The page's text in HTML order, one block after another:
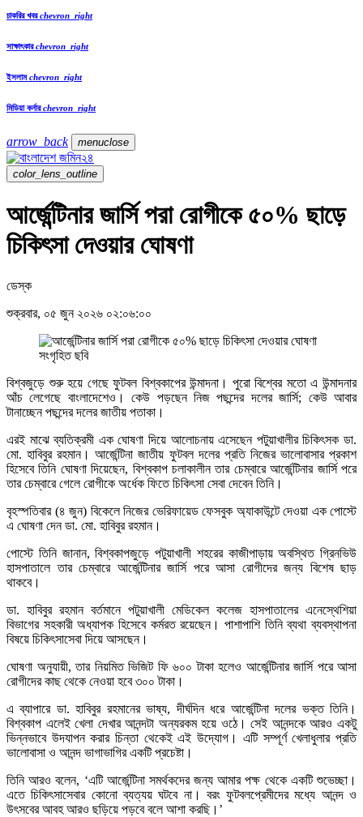
চাকরির খবরchevron_right
সাক্ষাৎকারchevron_right
ইসলামchevron_right
মিডিয়া কর্নারchevron_right
arrow_back menuclose
color_lens_outline
আর্জেন্টিনার জার্সি পরা রোগীকে ৫০% ছাড়ে
চিকিৎসা দেওয়ার ঘোষণা
ডেস্ক
শুক্রবার, ০৫ জুন ২০২৬ ০২:০৬:০০
সংগৃহিত ছবি
বিশ্বজুড়ে শুরু হয়ে গেছে ফুটবল বিশ্বকাপের উন্মাদনা। পুরো বিশ্বের মতো এ উন্মাদনার
আঁচ লেগেছে বাংলাদেশেও। কেউ পড়ছেন নিজ পছন্দের দলের জার্সি; কেউ আবার
টানাচ্ছেন পছন্দের দলের জাতীয় পতাকা।
এরই মাঝে ব্যতিক্রমী এক ঘোষণা দিয়ে আলোচনায় এসেছেন পটুয়াখালীর চিকিৎসক ডা.
মো. হাবিবুর রহমান। আর্জেন্টিনা জাতীয় ফুটবল দলের প্রতি নিজের ভালোবাসার প্রকাশ
হিসেবে তিনি ঘোষণা দিয়েছেন, বিশ্বকাপ চলাকালীন তার চেম্বারে আর্জেন্টিনার জার্সি পরে
তার চেম্বারে গেলে রোগীকে অর্ধেক ফিতে চিকিৎসা সেবা দেবেন তিনি।
বৃহস্পতিবার (৪ জুন) বিকেলে নিজের ভেরিফায়েড ফেসবুক অ্যাকাউন্টে দেওয়া এক পোস্টে
এ ঘোষণা দেন ডা. মো. হাবিবুর রহমান।
পোস্টে তিনি জানান, বিশ্বকাপজুড়ে পটুয়াখালী শহরের কাজীপাড়ায় অবস্থিত গ্রিনভিউ
হাসপাতালে তার চেম্বারে আর্জেন্টিনার জার্সি পরে আসা রোগীদের জন্য বিশেষ ছাড়
থাকবে।
ডা. হাবিবুর রহমান বর্তমানে পটুয়াখালী মেডিকেল কলেজ হাসপাতালের এনেস্থেশিয়া
বিভাগের সহকারী অধ্যাপক হিসেবে কর্মরত রয়েছেন। পাশাপাশি তিনি ব্যথা ব্যবস্থাপনা
বিষয়ে চিকিৎসাসেবা দিয়ে আসছেন।
ঘোষণা অনুযায়ী, তার নিয়মিত ভিজিট ফি ৬০০ টাকা হলেও আর্জেন্টিনার জার্সি পরে আসা
রোগীদের কাছ থেকে নেওয়া হবে ৩০০ টাকা।
এ ব্যাপারে ডা. হাবিবুর রহমানের ভাষ্য, দীর্ঘদিন ধরে আর্জেন্টিনা দলের ভক্ত তিনি।
বিশ্বকাপ এলেই খেলা দেখার আনন্দটা অন্যরকম হয়ে ওঠে। সেই আনন্দকে আরও একটু
ভিন্নভাবে উদযাপন করার চিন্তা থেকেই এই উদ্যোগ। এটি সম্পূর্ণ খেলাধুলার প্রতি
ভালোবাসা ও আনন্দ ভাগাভাগির একটি প্রচেষ্টা।
তিনি আরও বলেন, ‘এটি আর্জেন্টিনা সমর্থকদের জন্য আমার পক্ষ থেকে একটি শুভেচ্ছা।
এতে চিকিৎসাসেবার কোনো ব্যত্যয় ঘটবে না। বরং ফুটবলপ্রেমীদের মধ্যে আনন্দ ও
উৎসবের আবহ আরও ছড়িয়ে পড়বে বলে আশা করছি।’